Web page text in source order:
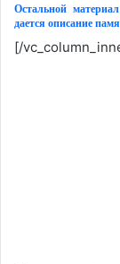
Остальной
дается описание
[/